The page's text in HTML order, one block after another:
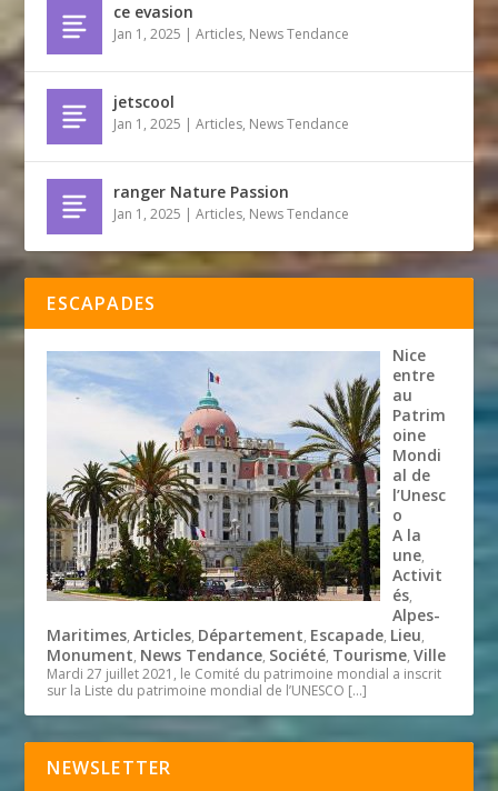
ce evasion
Jan 1, 2025 |Articles, News Tendance
jetscool
Jan 1, 2025 |Articles, News Tendance
ranger Nature Passion
Jan 1, 2025 |Articles, News Tendance
ESCAPADES
Nice
entre
au
Patrim
oine
Mondi
al de
l’Unesc
o
A la
une,
Activit
és,
Alpes-
Maritimes,Articles, Département, Escapade, Lieu,
Monument, News Tendance, Société, Tourisme,Ville
Mardi 27 juillet 2021, le Comité du patrimoine mondial a inscrit
sur la Liste du patrimoine mondial de l’UNESCO […]
NEWSLETTER